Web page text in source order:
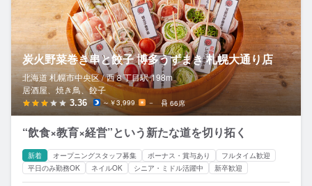
炭火野菜巻き串と餃子 博多うずまき 札幌大通り店
北海道 札幌市中央区 / 西８丁目駅 198m
居酒屋、焼き鳥、餃子
3.36 ～￥3,999 － 66席
“飲食×教育×経営”という新たな道を切り拓く
新着 オープニングスタッフ募集 ボーナス・賞与あり
フルタイム歓迎
平日のみ勤務OK
ネイルOK シニア・ミドル活躍中 新卒歓迎